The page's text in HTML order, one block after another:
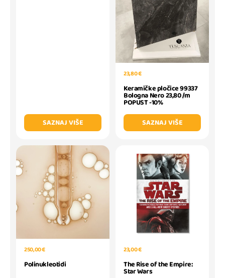
SAZNAJ VIŠE
23,80 €
Keramičke pločice 99337
Bologna Nero 23,80 /m
POPUST -10%
SAZNAJ VIŠE
250,00 €
Polinukleotidi
23,00 €
The Rise of the Empire:
Star Wars